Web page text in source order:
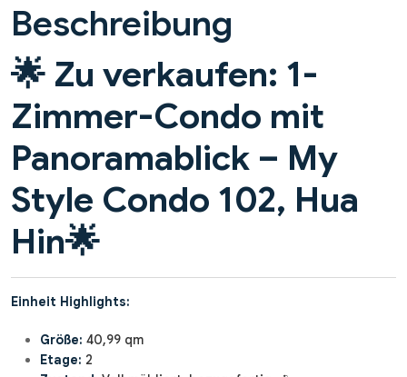
Beschreibung
🌟 Zu verkaufen: 1-
Zimmer-Condo mit
Panoramablick – My
Style Condo 102, Hua
Hin🌟
Einheit Highlights:
Größe: 40,99 qm
Etage: 2